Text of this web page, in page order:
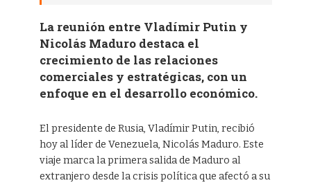
La reunión entre Vladímir Putin y
Nicolás Maduro destaca el
crecimiento de las relaciones
comerciales y estratégicas, con un
enfoque en el desarrollo económico.
El presidente de Rusia, Vladímir Putin, recibió
hoy al líder de Venezuela, Nicolás Maduro. Este
viaje marca la primera salida de Maduro al
extranjero desde la crisis política que afectó a su